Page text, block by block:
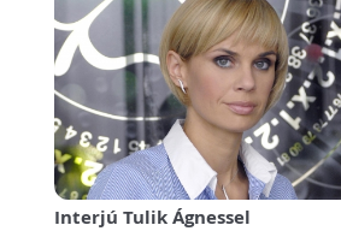
Interjú Tulik Ágnessel